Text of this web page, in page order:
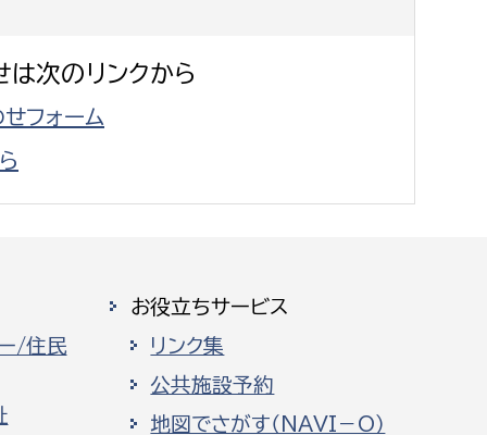
次のリンクから
フォーム
/住民
お役立ちサービス
リンク集
公共施設予約
地図でさがす（NAVI－O）